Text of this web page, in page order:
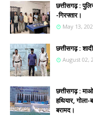
छत्तीसगढ़ :
-गिरफ्तार।
May 13,
छत्तीसगढ़ :
August 02,
छत्तीसगढ़ :
हथियार,
बरामद।